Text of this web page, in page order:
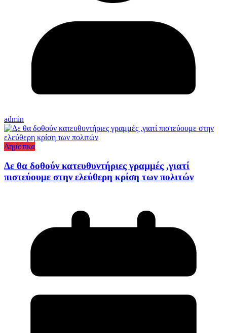
admin
Δημοτικα
Δε θα δοθούν κατευθυντήριες γραμμές ,γιατί
πιστεύουμε στην ελεύθερη κρίση των πολιτών